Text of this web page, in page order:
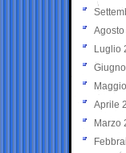
Luglio
Aprile
Marzo